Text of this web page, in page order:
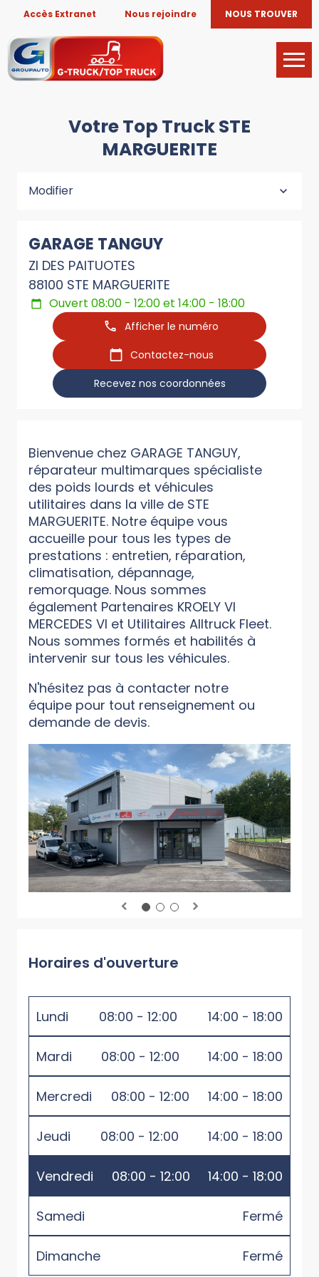
Accès Extranet Nous rejoindre NOUS TROUVER
Votre Top Truck STE
MARGUERITE
Modifier
GARAGE TANGUY
ZI DES PAITUOTES
88100 STE MARGUERITE
Ouvert 08:00 - 12:00 et 14:00 - 18:00
Afficher le numéro
Contactez-nous
Recevez nos coordonnées
Bienvenue chez GARAGE TANGUY,
réparateur multimarques spécialiste
des poids lourds et véhicules
utilitaires dans la ville de STE
MARGUERITE. Notre équipe vous
accueille pour tous les types de
prestations : entretien, réparation,
climatisation, dépannage,
remorquage. Nous sommes
également Partenaires KROELY VI
MERCEDES VI et Utilitaires Alltruck Fleet.
Nous sommes formés et habilités à
intervenir sur tous les véhicules.
N'hésitez pas à contacter notre
équipe pour tout renseignement ou
demande de devis.
Horaires d'ouverture
Lundi 08:00 - 12:00 14:00 - 18:00
Mardi 08:00 - 12:00 14:00 - 18:00
Mercredi 08:00 - 12:00 14:00 - 18:00
Jeudi 08:00 - 12:00 14:00 - 18:00
Vendredi 08:00 - 12:00 14:00 - 18:00
Samedi Fermé
Dimanche Fermé